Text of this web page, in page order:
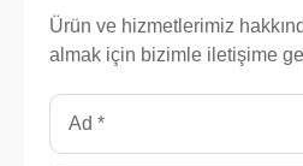
Ürün ve hizmetlerimiz
almak için bizimle iletişime